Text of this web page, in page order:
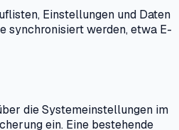
Einstellungen und Daten
synchronisiert werden, etwa E-
die Systemeinstellungen im
ein. Eine bestehende